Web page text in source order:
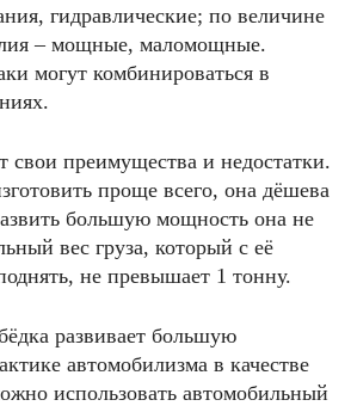
гидравлические; по величине
– мощные, маломощные.
могут комбинироваться в
преимущества и недостатки.
проще всего, она дёшева
большую мощность она не
вес груза, который с её
не превышает 1 тонну.
развивает большую
автомобилизма в качестве
использовать автомобильный